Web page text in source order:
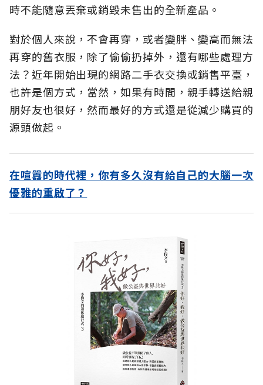
時不能隨意丟棄或銷毀未售出的全新產品。
對於個人來說，不會再穿，或者變胖、變高而無法
再穿的舊衣服，除了偷偷扔掉外，還有哪些處理方
法？近年開始出現的網路二手衣交換或銷售平臺，
也許是個方式，當然，如果有時間，親手轉送給親
朋好友也很好，然而最好的方式還是從減少購買的
源頭做起。
在喧囂的時代裡，你有多久沒有給自己的大腦一次
優雅的重啟了？